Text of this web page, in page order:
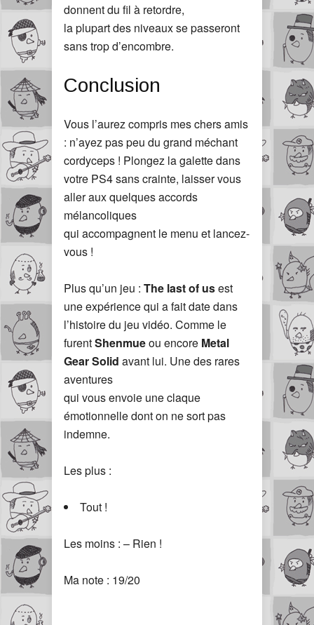
donnent du fil à retordre,
la plupart des niveaux se passeront
sans trop d’encombre.
Conclusion
Vous l’aurez compris mes chers amis
: n’ayez pas peu du grand méchant
cordyceps ! Plongez la galette dans
votre PS4 sans crainte, laisser vous
aller aux quelques accords
mélancoliques
qui accompagnent le menu et lancez-
vous !
Plus qu’un jeu : The last of usest
une expérience qui a fait date dans
l’histoire du jeu vidéo. Comme le
furentShenmueou encore Metal
Gear Solid avant lui. Une des rares
aventures
qui vous envoie une claque
émotionnelle dont on ne sort pas
indemne.
Les plus :
Tout !
Les moins : – Rien !
Ma note : 19/20